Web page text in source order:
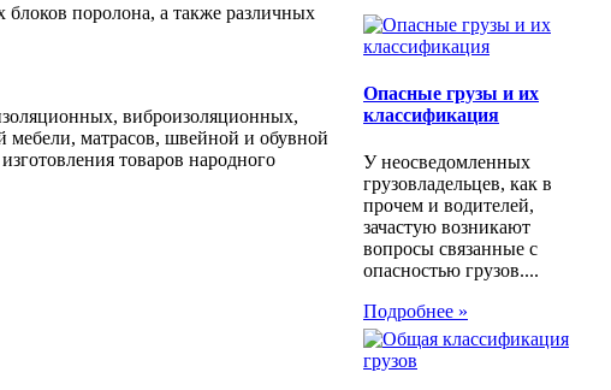
поролона, а также различных
виброизоляционных,
мебели, матрасов, швейной и обувной
товаров народного
Опасные грузы и их
классификация
У неосведомленных
грузовладельцев, как в
прочем и водителей,
зачастую возникают
вопросы связанные с
опасностью грузов....
Подробнее »